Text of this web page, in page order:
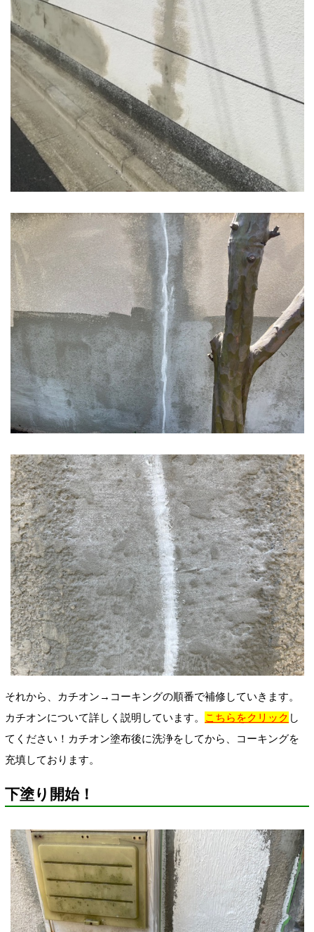
それから、カチオン→コーキングの順番で補修していきます。
カチオンについて詳しく説明しています。
こちらをクリック し
てください！カチオン塗布後に洗浄をしてから、コーキングを
充填しております。
下塗り開始！